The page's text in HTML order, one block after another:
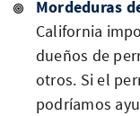
Mordeduras
California
dueños de
otros. Si el
podríamos